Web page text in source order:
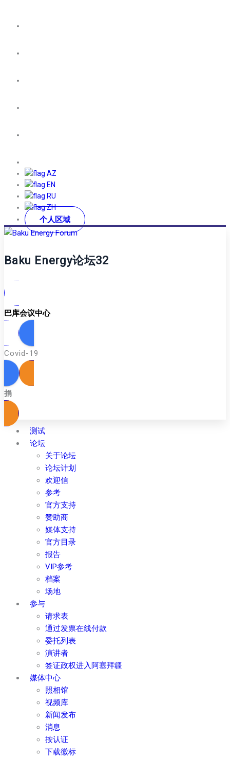
AZ
EN
RU
ZH
个人区域
Baku Energy论坛32
巴库会议中心
Covid-19
捐
测试
论坛
关于论坛
论坛计划
欢迎信
参考
官方支持
赞助商
媒体支持
官方目录
报告
VIP参考
档案
场地
参与
请求表
通过发票在线付款
委托列表
演讲者
签证政权进入阿塞拜疆
媒体中心
照相馆
视频库
新闻发布
消息
按认证
下载徽标